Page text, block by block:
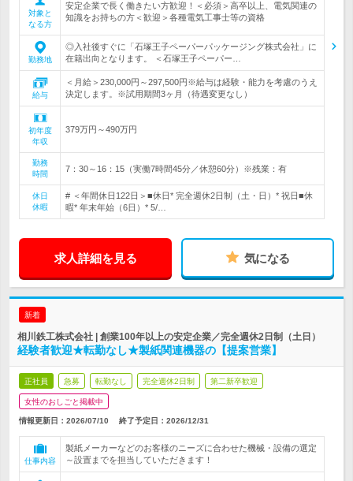
対象と
なる方
安定企業で長く働きたい方歓迎！＜必須＞高卒以上、電気関連の
知識をお持ちの方＜歓迎＞各種電気工事士等の資格
勤務地
◎入社後すぐに「石塚王子ペーパーパッケージング株式会社」に
在籍出向となります。 ＜石塚王子ペーパー…
給与
＜月給＞230,000円～297,500円※給与は経験・能力を考慮のうえ
決定します。※試用期間3ヶ月（待遇変更なし）
初年度
年収
379万円～490万円
勤務
時間
7：30～16：15（実働7時間45分／休憩60分）※残業：有
休日
休暇
# ＜年間休日122日＞■休日* 完全週休2日制（土・日）* 祝日■休
暇* 年末年始（6日）* 5/…
求人詳細を見る 気になる
新着
相川鉄工株式会社 | 創業100年以上の安定企業／完全週休2日制（土日）
経験者歓迎★転勤なし★製紙関連機器の【提案営業】
正社員 急募 転勤なし 完全週休2日制 第二新卒歓迎
女性のおしごと掲載中
情報更新日：2026/07/10 終了予定日： 2026/12/31
仕事内容
製紙メーカーなどのお客様のニーズに合わせた機械・設備の選定
～設置までを担当していただきます！